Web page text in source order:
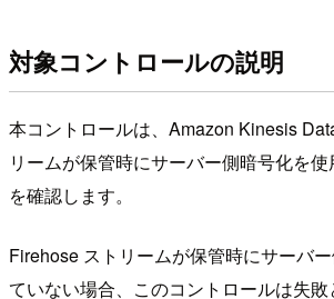
対象コントロールの説明
本コントロールは、Amazon Kinesis
リームが保管時にサーバー側暗号化を
を確認します。
Firehose ストリームが保管時にサーバ
ていない場合、このコントロールは失敗